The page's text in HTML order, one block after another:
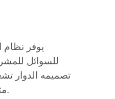
يوفر نظام
للسوائل
تصميمه الدوار
مثاليًا لخطوط الإنتاج واسعة النطاق.